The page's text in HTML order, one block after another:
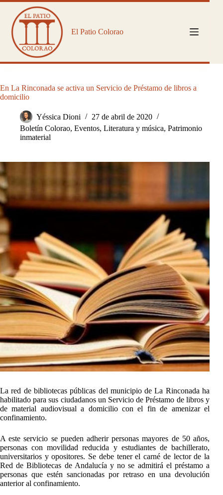
Saltar
contenido
El Patio Colorao
En La Rinconada se activa un Servicio de Préstamo de libros a
domicilio
Yéssica Dioni
27 de abril de 2020
Boletín Colorao, Eventos, Literatura y música, Patrimonio
inmaterial
La red de bibliotecas públicas del municipio de La Rinconada ha
habilitado para sus ciudadanos un Servicio de Préstamo de libros y
de material audiovisual a domicilio con el fin de amenizar el
confinamiento.
A este servicio se pueden adherir personas mayores de 50 años,
personas con movilidad reducida y estudiantes de bachillerato,
universitarios y opositores. Se debe tener el carné de lector de la
Red de Bibliotecas de Andalucía y no se admitirá el préstamo a
personas que estén sancionadas por retraso en una devolución
anterior al confinamiento.